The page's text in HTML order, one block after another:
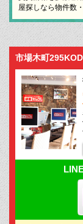
屋探しなら物件数
市場木町